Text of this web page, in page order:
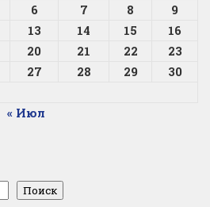
6 7 8
9
13 14 15
16
20 21 22
23
27 28 29
30
« Июл
Поиск